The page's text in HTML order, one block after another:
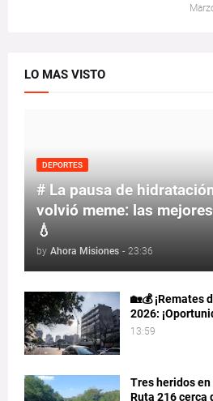
LO MAS VISTO
DEPORTES
# La pausa de
volvió meme: las
💧
by Ahora Misiones - 23:36
🏡💰 ¡Remates
2026:
13:59
Tres heridos
Ruta 216